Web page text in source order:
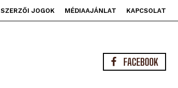
SZERZŐI JOGOK MÉDIAAJÁNLAT KAPCSOLAT
FACEBOOK